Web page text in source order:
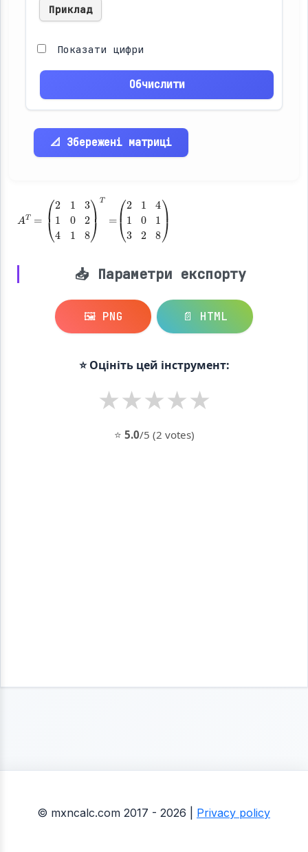
Приклад
Показати цифри
Обчислити
📐 Збережені матриці
102 41 )T (2 14 01
32 8)
📥 Параметри експорту
🖼️ PNG 📄 HTML
⭐ Оцініть цей інструмент:
★★★★★
⭐ 5.0/5 (2 votes)
© mxncalc.com 2017 - 2026 | Privacy policy